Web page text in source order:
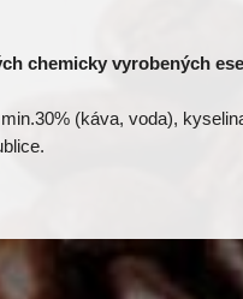
chemicky vyrobených
(káva, voda),